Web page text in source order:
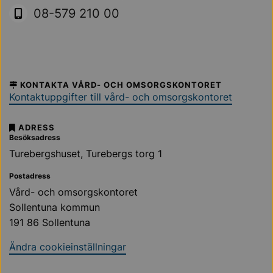
08-579 210 00
KONTAKTA VÅRD- OCH OMSORGSKONTORET
Kontaktuppgifter till vård- och omsorgskontoret
ADRESS
Besöksadress
Turebergshuset, Turebergs torg 1
Postadress
Vård- och omsorgskontoret
Sollentuna kommun
191 86 Sollentuna
Ändra cookieinställningar